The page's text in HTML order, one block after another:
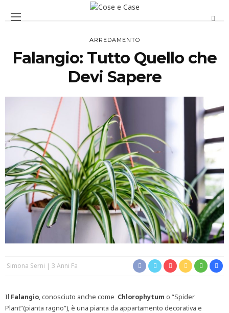
ARREDAMENTO
Falangio: Tutto Quello che
Devi Sapere
Simona Serni 3 Anni Fa
Il Falangio, conosciuto anche come Chlorophytum o “Spider
Plant”(pianta ragno”), è una pianta da appartamento decorativa e